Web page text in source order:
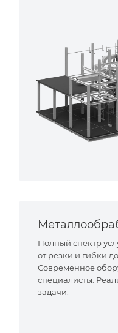
Полный спектр
от резки и гибки
Современное
специалисты.
задачи.